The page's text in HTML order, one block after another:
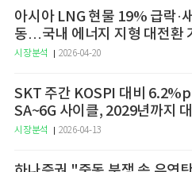
아시아 LNG 현물 19% 급락·
동…국내 에너지 지형 대전환
시장분석 2026-04-20
SKT 주간 KOSPI 대비
SA~6G 사이클, 2029년까지
예고
시장분석 2026-04-13